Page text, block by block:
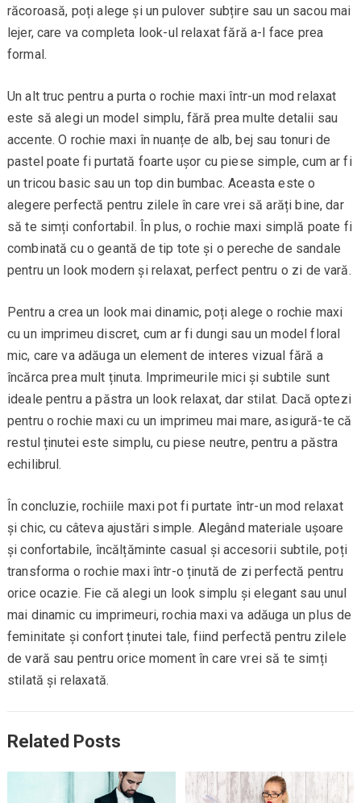
răcoroasă, poți alege și un pulover subțire sau un sacou mai
lejer, care va completa look-ul relaxat fără a-l face prea
formal.
Un alt truc pentru a purta o rochie maxi într-un mod relaxat
este să alegi un model simplu, fără prea multe detalii sau
accente. O rochie maxi în nuanțe de alb, bej sau tonuri de
pastel poate fi purtată foarte ușor cu piese simple, cum ar fi
un tricou basic sau un top din bumbac. Aceasta este o
alegere perfectă pentru zilele în care vrei să arăți bine, dar
să te simți confortabil. În plus, o rochie maxi simplă poate fi
combinată cu o geantă de tip tote și o pereche de sandale
pentru un look modern și relaxat, perfect pentru o zi de vară.
Pentru a crea un look mai dinamic, poți alege o rochie maxi
cu un imprimeu discret, cum ar fi dungi sau un model floral
mic, care va adăuga un element de interes vizual fără a
încărca prea mult ținuta. Imprimeurile mici și subtile sunt
ideale pentru a păstra un look relaxat, dar stilat. Dacă optezi
pentru o rochie maxi cu un imprimeu mai mare, asigură-te că
restul ținutei este simplu, cu piese neutre, pentru a păstra
echilibrul.
În concluzie, rochiile maxi pot fi purtate într-un mod relaxat
și chic, cu câteva ajustări simple. Alegând materiale ușoare
și confortabile, încălțăminte casual și accesorii subtile, poți
transforma o rochie maxi într-o ținută de zi perfectă pentru
orice ocazie. Fie că alegi un look simplu și elegant sau unul
mai dinamic cu imprimeuri, rochia maxi va adăuga un plus de
feminitate și confort ținutei tale, fiind perfectă pentru zilele
de vară sau pentru orice moment în care vrei să te simți
stilată și relaxată.
Related Posts